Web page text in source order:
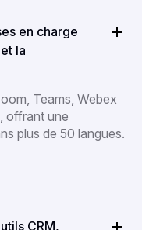
en charge
la
Teams, Webex
offrant une
plus de 50 langues.
CRM,